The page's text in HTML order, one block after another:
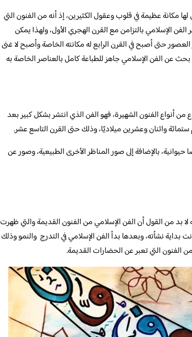
مكانة عظيمة في قلوب وعقول الكثيرين، إذ أنه من الفنون التي
الإسلامي بالتزامن مع القرن الهجري الأول، ولهذا يمكن
حتى أصبح في القرن الرابع له مكانته الخاصة وأصبح لا غنى
عن الفن الإسلامي جاهز للطباعة كامل بالعناصر الخاصة به
أنواع الفنون الشهيرة، فهو الفن الذي انتشر بشكل كبير بعد
ستمائة واثنان وعشرين ميلاديًا، وذلك حتى القرن التاسع عشر.
بالإضافة إلى صور المناظر الأخرى الطبيعية، وصور عن
بد من القول أن الفن الإسلامي من الفنون القديمة والتي ظهرت
بداية نشأته، وبعدها بدأ الفن الإسلامي في التدرج والنمو وذلك
الفنون التي تعبر عن الحضارات القديمة.